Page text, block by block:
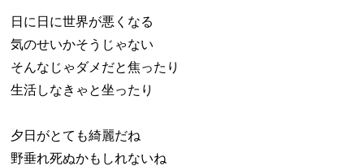
日に日に世界が悪くなる
気のせいかそうじゃない
そんなじゃダメだと焦ったり
生活しなきゃと坐ったり
夕日がとても綺麗だね
野垂れ死ぬかもしれないね